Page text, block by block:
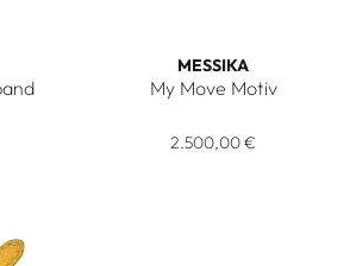
MESSIKA
My Move Motiv
2.500,00 €